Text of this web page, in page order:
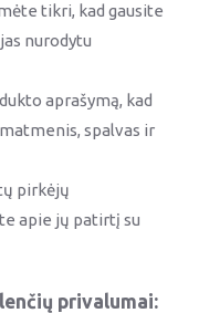
tikri, kad gausite
nurodytu
aprašymą, kad
spalvas ir
pirkėjų
apie jų patirtį su
privalumai: